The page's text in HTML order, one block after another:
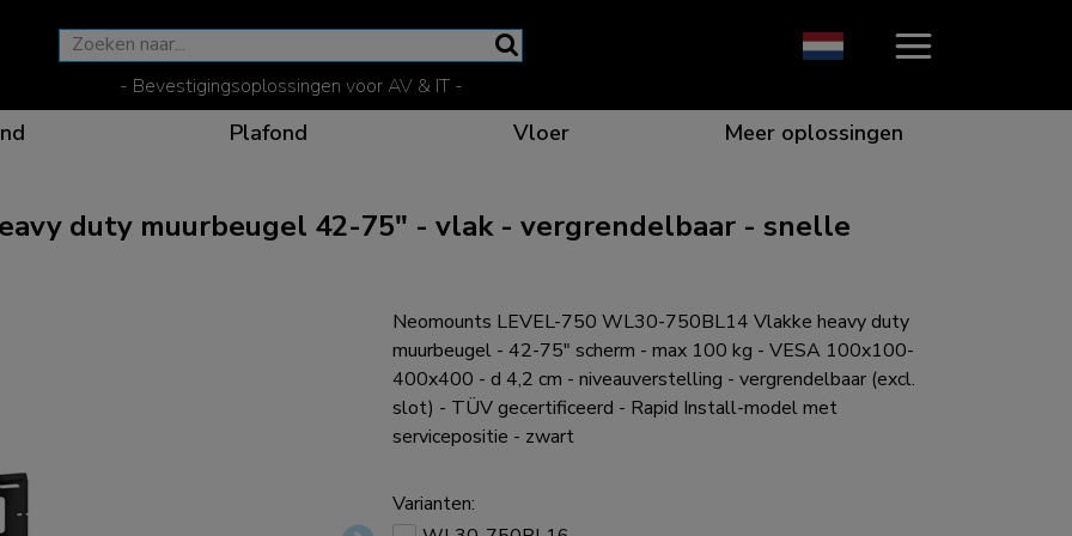
- Bevestigingsoplossingen voor AV & IT -
Ergonomische oplossingen voor elke situatie
Plafond Vloer Meer oplossingen
duty muurbeugel 42-75" - vlak - vergrendelbaar - snelle
Neomounts LEVEL-750 WL30-750BL14 Vlakke heavy duty
muurbeugel - 42-75" scherm - max 100 kg - VESA 100x100-
400x400 - d 4,2 cm - niveauverstelling - vergrendelbaar (excl.
slot) - TÜV gecertificeerd - Rapid Install-model met
servicepositie - zwart
Varianten: